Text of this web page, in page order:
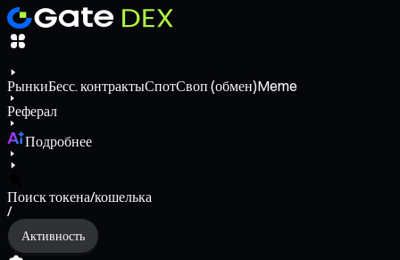
РынкиБесс. контрактыСпотСвоп (обмен)Meme
Реферал
Подробнее
Поиск токена/кошелька
/
Активность